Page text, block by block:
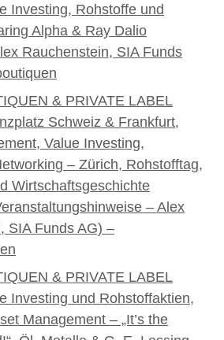
Investing, Rohstoffe und
Alpha & Ray Dalio
Rauchenstein, SIA Funds
& PRIVATE LABEL
Schweiz & Frankfurt,
Value Investing,
– Zürich, Rohstofftag,
Wirtschaftsgeschichte
– Alex
SIA Funds AG) –
& PRIVATE LABEL
Investing und Rohstoffaktien,
Management – „It’s the